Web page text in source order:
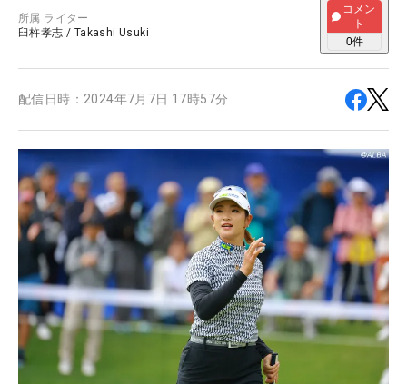
所属 ライター
臼杵孝志 / Takashi Usuki
コメン
ト
0件
配信日時： 2024年7月7日 17時57分